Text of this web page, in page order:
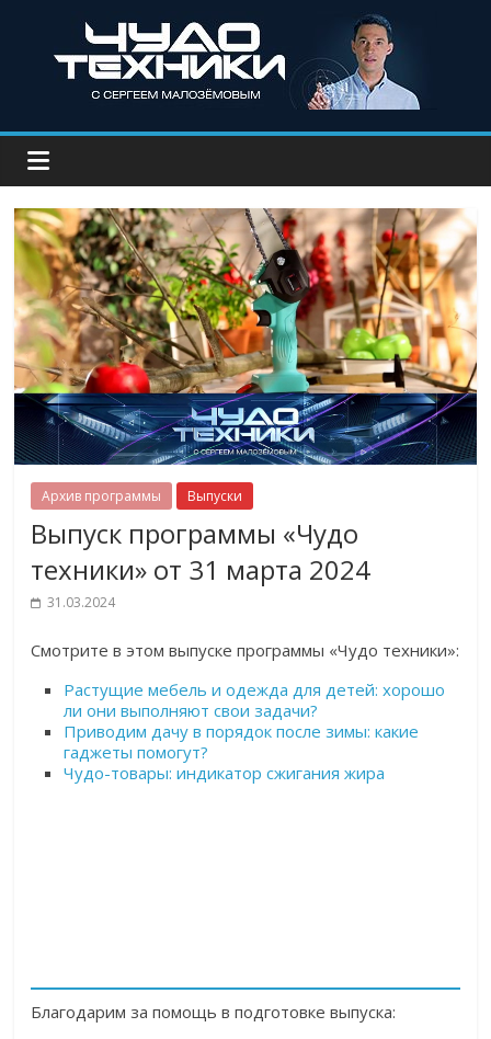
Архив программы Выпуски
Выпуск программы «Чудо
техники» от 31 марта 2024
31.03.2024
Cмотрите в этом выпуске программы «Чудо техники»:
Растущие мебель и одежда для детей: хорошо
ли они выполняют свои задачи?
Приводим дачу в порядок после зимы: какие
гаджеты помогут?
Чудо-товары: индикатор сжигания жира
Благодарим за помощь в подготовке выпуска: